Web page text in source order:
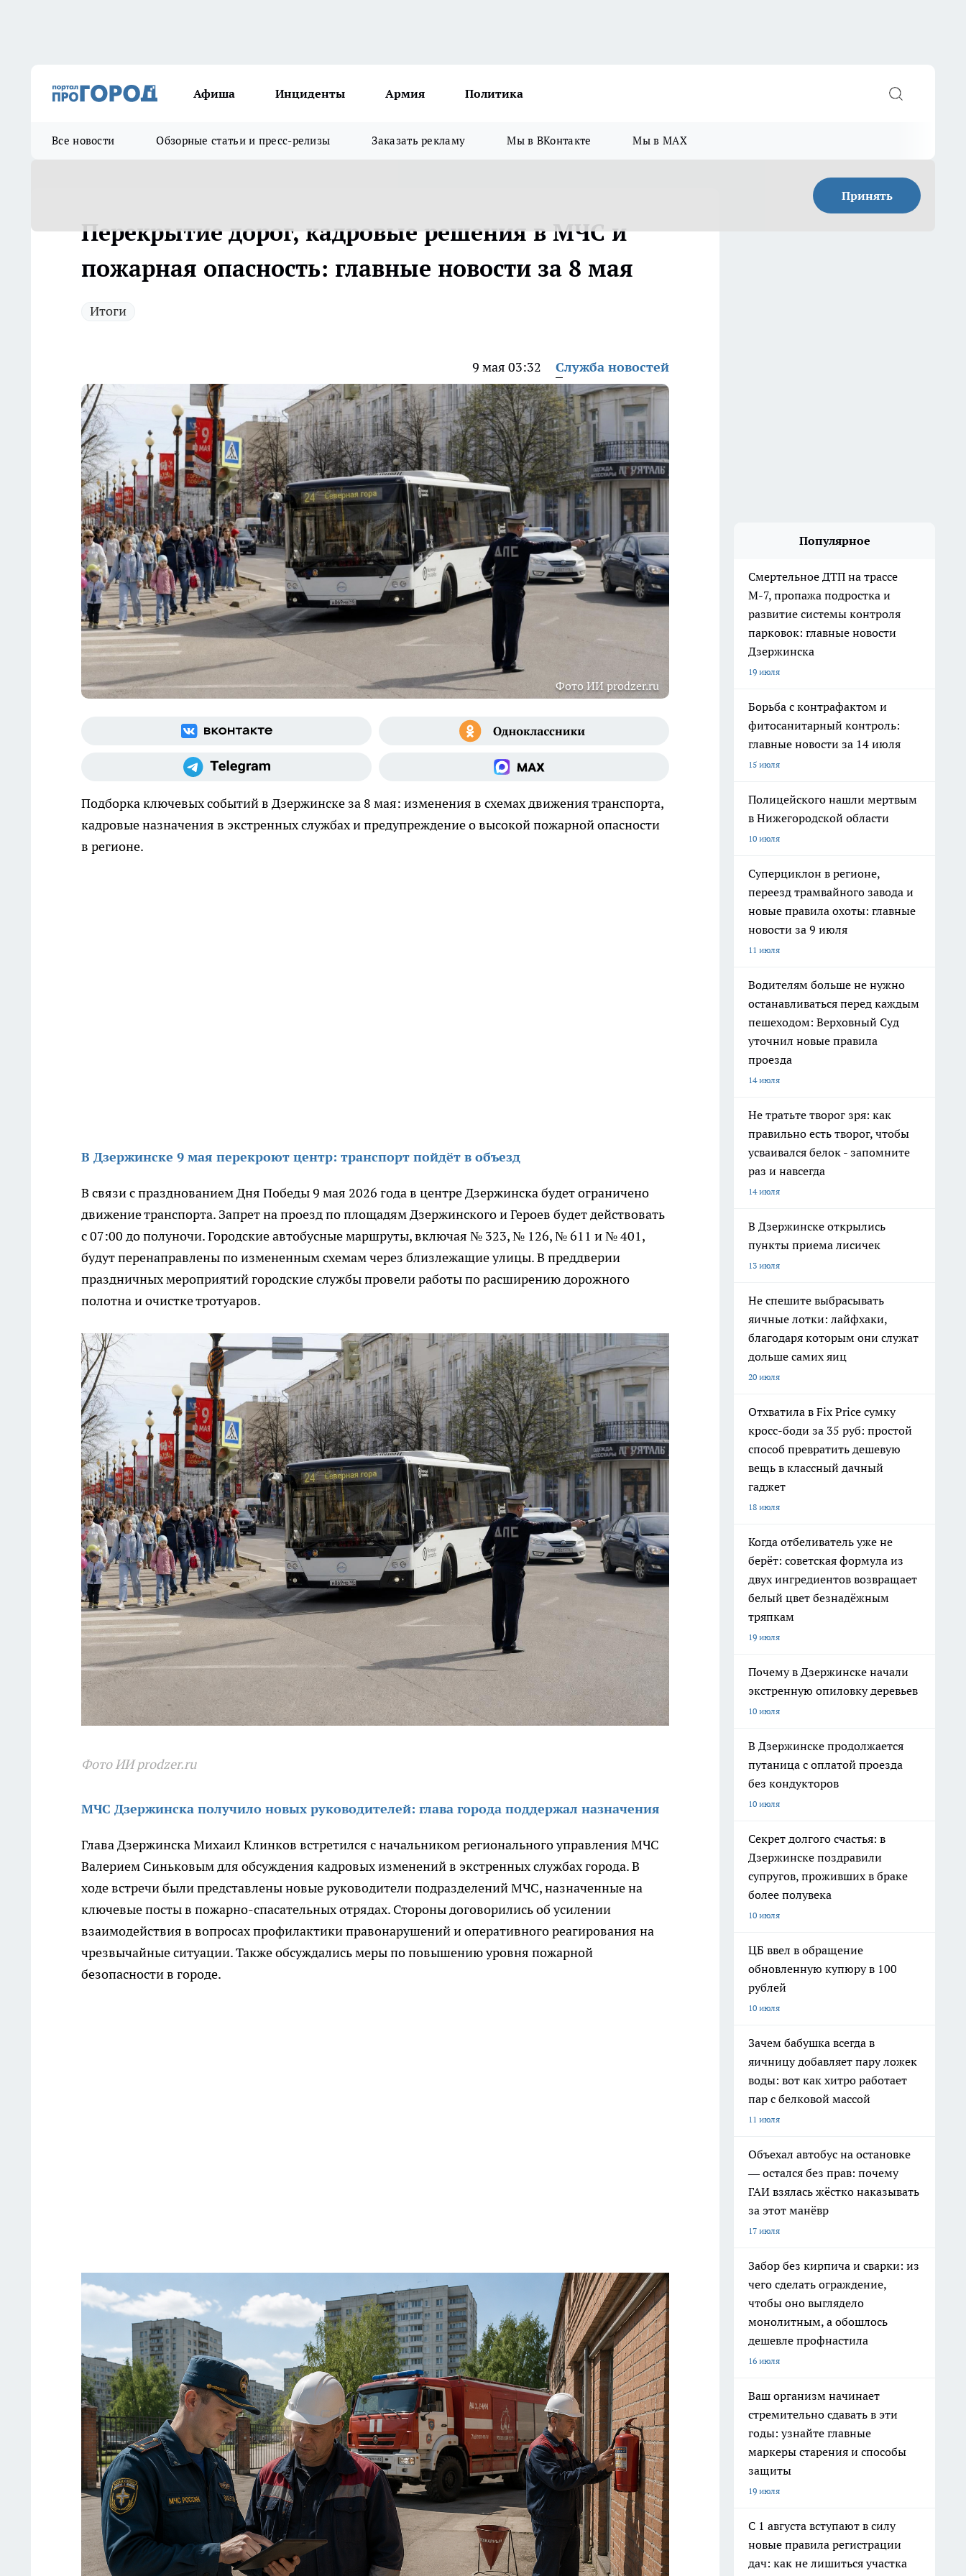
Афиша Инциденты Армия Политика
Все новости Обзорные статьи и пресс-релизы Заказать рекламу Мы в ВКонтакте Мы в MAX
Принять
Перекрытие дорог, кадровые решения в МЧС и
пожарная опасность: главные новости за 8 мая
Итоги
9 мая 03:32 Служба новостей
Фото ИИ prodzer.ru
Подборка ключевых событий в Дзержинске за 8 мая: изменения в схемах движения транспорта,
кадровые назначения в экстренных службах и предупреждение о высокой пожарной опасности
в регионе.
В Дзержинске 9 мая перекроют центр: транспорт пойдёт в объезд
В связи с празднованием Дня Победы 9 мая 2026 года в центре Дзержинска будет ограничено
движение транспорта. Запрет на проезд по площадям Дзержинского и Героев будет действовать
с 07:00 до полуночи. Городские автобусные маршруты, включая № 323, № 126, № 611 и № 401,
будут перенаправлены по измененным схемам через близлежащие улицы. В преддверии
праздничных мероприятий городские службы провели работы по расширению дорожного
полотна и очистке тротуаров.
Фото ИИ prodzer.ru
МЧС Дзержинска получило новых руководителей: глава города поддержал назначения
Глава Дзержинска Михаил Клинков встретился с начальником регионального управления МЧС
Валерием Синьковым для обсуждения кадровых изменений в экстренных службах города. В
ходе встречи были представлены новые руководители подразделений МЧС, назначенные на
ключевые посты в пожарно-спасательных отрядах. Стороны договорились об усилении
взаимодействия в вопросах профилактики правонарушений и оперативного реагирования на
чрезвычайные ситуации. Также обсуждались меры по повышению уровня пожарной
безопасности в городе.
Популярное
Смертельное ДТП на трассе
М-7, пропажа подростка и
развитие системы контроля
парковок: главные новости
Дзержинска
19 июля
Борьба с контрафактом и
фитосанитарный контроль:
главные новости за 14 июля
15 июля
Полицейского нашли мертвым
в Нижегородской области
10 июля
Суперциклон в регионе,
переезд трамвайного завода и
новые правила охоты: главные
новости за 9 июля
11 июля
Водителям больше не нужно
останавливаться перед каждым
пешеходом: Верховный Суд
уточнил новые правила
проезда
14 июля
Не тратьте творог зря: как
правильно есть творог, чтобы
усваивался белок - запомните
раз и навсегда
14 июля
В Дзержинске открылись
пункты приема лисичек
13 июля
Не спешите выбрасывать
яичные лотки: лайфхаки,
благодаря которым они служат
дольше самих яиц
20 июля
Отхватила в Fix Price сумку
кросс-боди за 35 руб: простой
способ превратить дешевую
вещь в классный дачный
гаджет
18 июля
Когда отбеливатель уже не
берёт: советская формула из
двух ингредиентов возвращает
белый цвет безнадёжным
тряпкам
19 июля
Почему в Дзержинске начали
экстренную опиловку деревьев
10 июля
В Дзержинске продолжается
путаница с оплатой проезда
без кондукторов
10 июля
Секрет долгого счастья: в
Дзержинске поздравили
супругов, проживших в браке
более полувека
10 июля
ЦБ ввел в обращение
обновленную купюру в 100
рублей
10 июля
Зачем бабушка всегда в
яичницу добавляет пару ложек
воды: вот как хитро работает
пар с белковой массой
11 июля
Объехал автобус на остановке
— остался без прав: почему
ГАИ взялась жёстко наказывать
за этот манёвр
17 июля
Забор без кирпича и сварки: из
чего сделать ограждение,
чтобы оно выглядело
монолитным, а обошлось
дешевле профнастила
16 июля
Ваш организм начинает
стремительно сдавать в эти
годы: узнайте главные
маркеры старения и способы
защиты
19 июля
С 1 августа вступают в силу
новые правила регистрации
дач: как не лишиться участка